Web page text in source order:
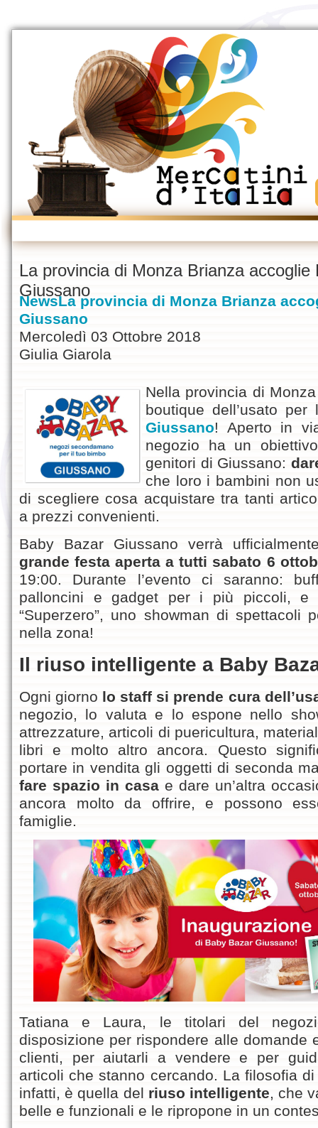
La provincia di Monza Brianza accoglie
Giussano
NewsLa provincia di Monza Brianza
Giussano
Mercoledì 03 Ottobre 2018
Giulia Giarola
Nella provincia di
boutique dell’usato per
Giussano! Aperto in
negozio ha un
genitori di Giussano:
che loro i bambini non
di scegliere cosa acquistare tra tanti
a prezzi convenienti.
Baby Bazar Giussano verrà
grande festa aperta a tutti sabato 6
19:00. Durante l’evento ci saranno:
palloncini e gadget per i più piccoli, e
“Superzero”, uno showman di spettacoli
nella zona!
Il riuso intelligente a Baby
Ogni giorno lo staff si prende cura
negozio, lo valuta e lo espone nello
attrezzature, articoli di puericultura,
libri e molto altro ancora. Questo
portare in vendita gli oggetti di seconda
fare spazio in casa e dare un’altra
ancora molto da offrire, e possono
famiglie.
Tatiana e Laura, le titolari del
disposizione per rispondere alle domande
clienti, per aiutarli a vendere e per
articoli che stanno cercando. La filosofia
infatti, è quella del riuso intelligente, che
belle e funzionali e le ripropone in un